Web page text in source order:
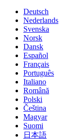
Deutsch
Nederlands
Svenska
Norsk
Dansk
Español
Français
Português
Italiano
Română
Polski
Čeština
Magyar
Suomi
日本語